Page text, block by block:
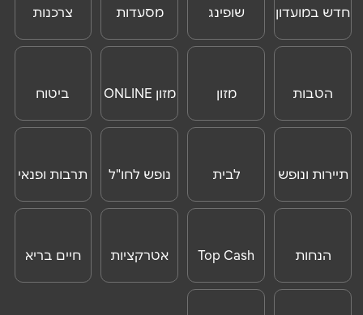
טלפון*
אימייל
אנא חזרו אלי בקשר ל...
הודעה*
חדש במועדון
שופינג
וצרכנות
מסעדות
צרכנות
ONLINE
הטבות
לנוסעים
מזון מזון ONLINE
ביטוח
נסיעות לחו"ל
תיירות ונופש
לבית
ONLINE
נופש לחו"ל תרבות ופנאי
הנחות
לאטרקציות
Top Cash אטרקציות חיים בריא